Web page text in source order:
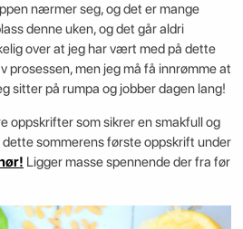
nærmer seg, og det er mange
denne uken, og det går aldri
over at jeg har vært med på dette
prosessen, men jeg må få innrømme at
sitter på rumpa og jobber dagen lang!
oppskrifter som sikrer en smakfull og
dette sommerens første oppskrift under
Ligger masse spennende der fra før